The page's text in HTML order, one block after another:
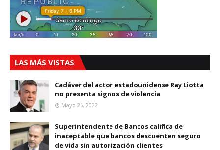
LAS MÁS VISTAS
Cadáver del actor estadounidense Ray Liotta
no presenta signos de violencia
Mayo 26, 2022
Superintendente de Bancos califica de
inaceptable que bancos descuenten seguro
de vida sin autorización clientes